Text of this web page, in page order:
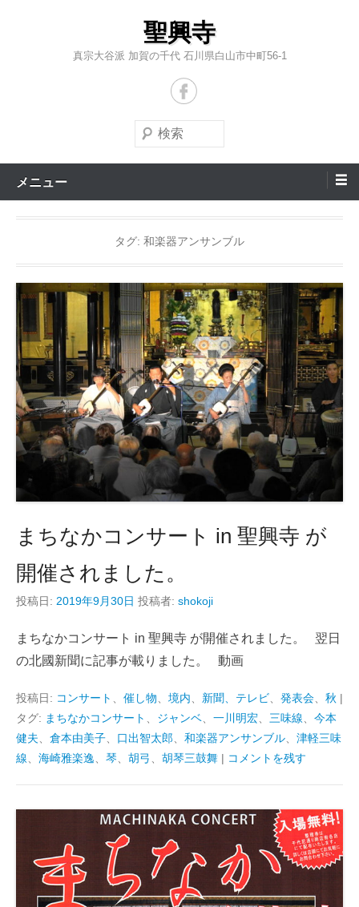
キ
聖興寺
真宗大谷派 加賀の千代 石川県白山市中町56-1
検
索
メニュー
タグ: 和楽器アンサンブル
まちなかコンサート in 聖興寺 が
開催されました。
投稿日: 2019年9月30日 投稿者: shokoji
まちなかコンサート in 聖興寺 が開催されました。 翌日
の北國新聞に記事が載りました。 動画
投稿日: コンサート 催し物 境内 新聞、テレビ 発表会 秋 |
タグ: まちなかコンサート ジャンベ 一川明宏 三味線
今本
健夫
倉本由美子 口出智太郎 和楽器アンサンブル
津軽三味
線
海崎雅楽逸 琴 胡弓 胡琴三鼓舞 | コメントを残す